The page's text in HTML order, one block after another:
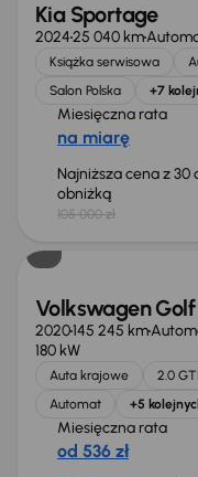
Kia Sportage
202425 040 km
Książka serwisowa
Salon Polska
+7
Miesięczna rata
na miarę
Najniższa cena z 30
obniżką
105 000 zł
Taniej o 2 000 zł
Volkswagen Golf
2020145 245 km
180 kW
Auta krajowe 2.0
Automat
+5
Miesięczna rata
od 536 zł